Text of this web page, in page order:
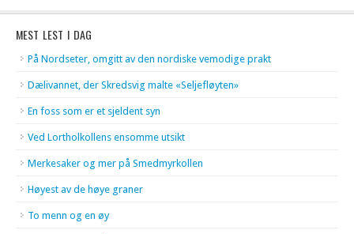
MEST LEST I DAG
På Nordseter, omgitt av den nordiske vemodige prakt
Dælivannet, der Skredsvig malte «Seljefløyten»
En foss som er et sjeldent syn
Ved Lortholkollens ensomme utsikt
Merkesaker og mer på Smedmyrkollen
Høyest av de høye graner
To menn og en øy